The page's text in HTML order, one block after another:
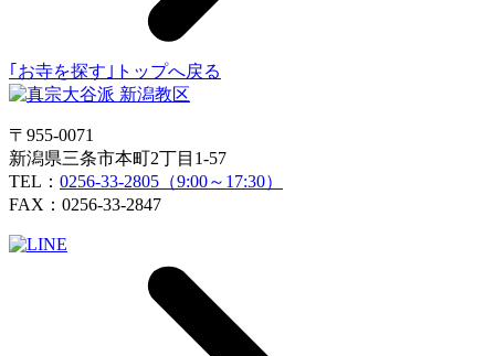
｢お寺を探す｣トップへ戻る
〒955-0071
新潟県三条市本町2丁目1-57
TEL： 0256-33-2805（9:00～17:30）
FAX：0256-33-2847